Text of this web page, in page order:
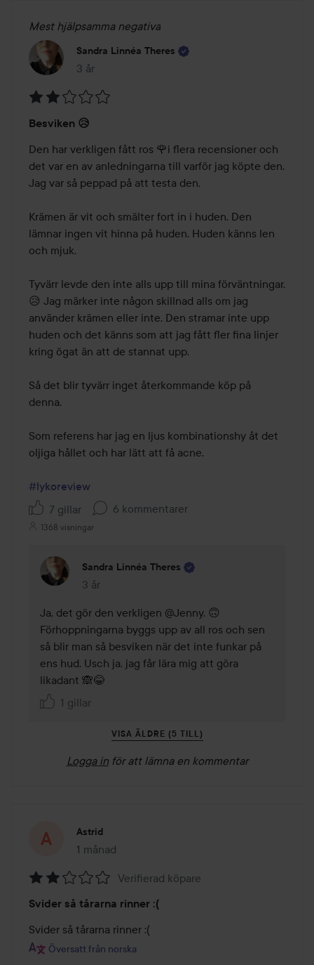
Mest hjälpsamma negativa
Sandra Linnéa Theres
3 år
Inlägget skapades 3 år
2
av
5
Besviken 😥
Den har verkligen fått ros 🌹i flera recensioner och
det var en av anledningarna till varför jag köpte den.
Jag var så peppad på att testa den.
Krämen är vit och smälter fort in i huden. Den
lämnar ingen vit hinna på huden. Huden känns len
och mjuk.
Tyvärr levde den inte alls upp till mina förväntningar.
😥 Jag märker inte någon skillnad alls om jag
använder krämen eller inte. Den stramar inte upp
huden och det känns som att jag fått fler fina linjer
kring ögat än att de stannat upp.
Så det blir tyvärr inget återkommande köp på
denna.
Som referens har jag en ljus kombinationshy åt det
oljiga hållet och har lätt att få acne.
#lykoreview
7 gillar
6 kommentarer
1368 visningar
Sandra Linnéa Theres
3 år
Kommentaren lades 3 år
Ja, det gör den verkligen @Jenny. 🙃
Förhoppningarna byggs upp av all ros och sen
så blir man så besviken när det inte funkar på
ens hud. Usch ja, jag får lära mig att göra
likadant 🙈😂
1 gillar
VISA ÄLDRE (5 TILL)
Logga in för att lämna en kommentar
Astrid
1 månad
Inlägget skapades 1 månad
2
av
5
Verifierad köpare
Svider så tårarna rinner :(
Svider så tårarna rinner :(
Översatt från norska